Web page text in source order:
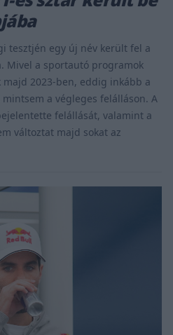
tesztjén egy új név került fel a
Mivel a sportautó programok
majd 2023-ben, eddig inkább a
a végleges felálláson. A
felállását, valamint a
változtat majd sokat az